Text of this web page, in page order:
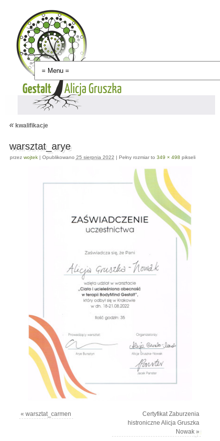
«kwalifikacje
warsztat_arye
przez wojtek | Opublikowano 25 sierpnia 2022 | Pełny rozmiar to 349 × 498 pikseli
«warsztat_carmen
Certyfikat Zaburzenia
histroniczne Alicja Gruszka
Nowak»